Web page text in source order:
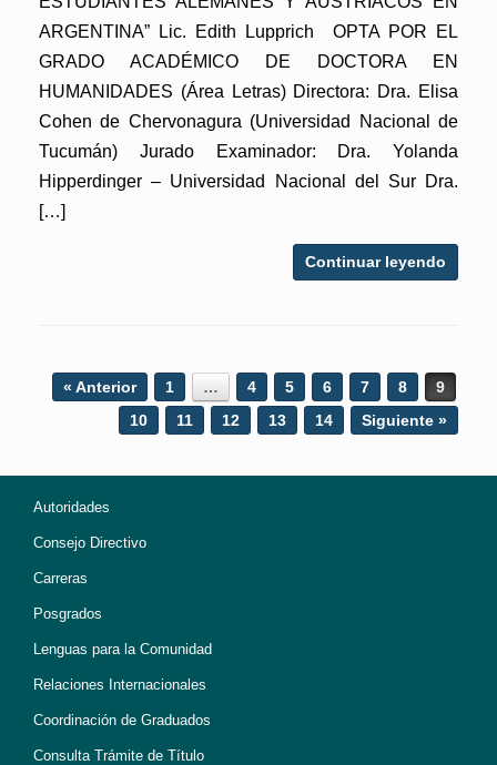
ARGENTINA” Lic. Edith Lupprich OPTA POR EL
GRADO ACADÉMICO DE DOCTORA EN
HUMANIDADES (Área Letras) Directora: Dra. Elisa
Cohen de Chervonagura (Universidad Nacional de
Tucumán) Jurado Examinador: Dra. Yolanda
Hipperdinger – Universidad Nacional del Sur Dra.
[…]
Continuar leyendo
Post navigation
« Anterior 1 … 4 5 6 7 8
9
10
11 12 13 14 Siguiente »
Autoridades
Consejo Directivo
Carreras
Posgrados
Lenguas para la Comunidad
Relaciones Internacionales
Coordinación de Graduados
Consulta Trámite de Título